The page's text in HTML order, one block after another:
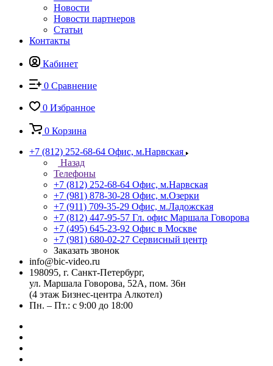
Новости
Новости партнеров
Статьи
Контакты
Кабинет
0 Сравнение
0 Избранное
0 Корзина
+7 (812) 252-68-64 Офис, м.Нарвская
Назад
Телефоны
+7 (812) 252-68-64 Офис, м.Нарвская
+7 (981) 878-30-28 Офис, м.Озерки
+7 (911) 709-35-29 Офис, м.Ладожская
+7 (812) 447-95-57 Гл. офис Маршала Говорова
+7 (495) 645-23-92 Офис в Москве
+7 (981) 680-02-27 Сервисный центр
Заказать звонок
info@bic-video.ru
198095, г. Санкт-Петербург,
ул. Маршала Говорова, 52А, пом. 36н
(4 этаж Бизнес-центра Алкотел)
Пн. – Пт.: с 9:00 до 18:00